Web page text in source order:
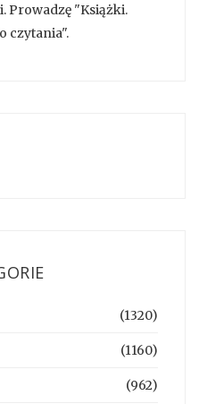
Prowadzę "Książki.
czytania".
(1320)
(1160)
(962)